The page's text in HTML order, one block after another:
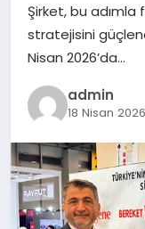
YAŞAM
OTOMOBIL
Şirket, bu
stratejisini
Nisan 2026’da…
admin
18 Nisan 2026